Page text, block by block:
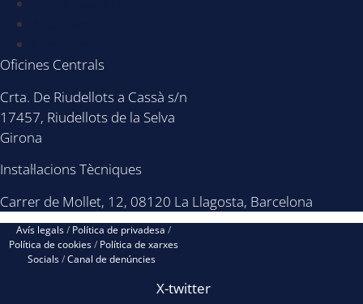
Oficines Centrals
Crta. De Riudellots a Cassà s/n
17457, Riudellots de la Selva
Girona
Instal·lacions Tècniques
Carrer de Mollet, 12, 08120 La Llagosta, Barcelona
Avís legals/ Política de privadesa /
Política de cookies/ Política de xarxes
Socials/Canal de denúncies
X-twitter